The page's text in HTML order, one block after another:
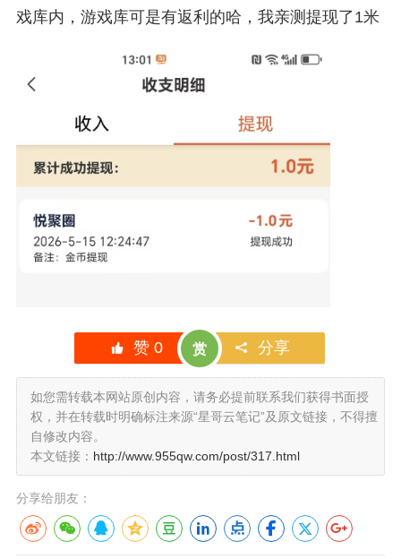
戏库内，游戏库可是有返利的哈，我亲测提现了1米
赞 0 赏 分享
如您需转载本网站原创内容，请务必提前联系我们获得书面授
权，并在转载时明确标注来源“星哥云笔记”及原文链接，不得擅
自修改内容。
本文链接： http://www.955qw.com/post/317.html
分享给朋友：